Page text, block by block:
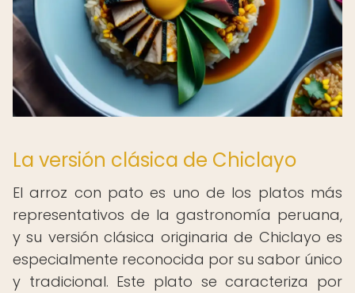
La versión clásica de Chiclayo
El arroz con pato es uno de los platos más
representativos de la gastronomía peruana,
y su versión clásica originaria de Chiclayo es
especialmente reconocida por su sabor único
y tradicional. Este plato se caracteriza por